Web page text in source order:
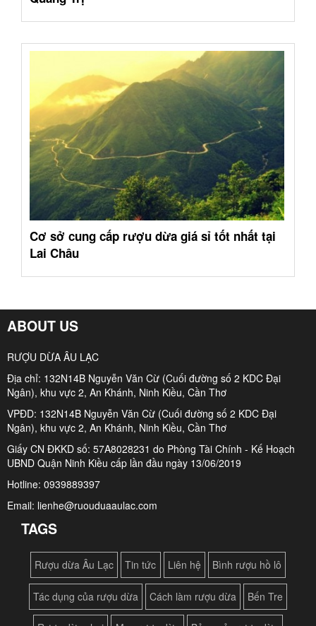
Cơ sở cung cấp rượu dừa giá sỉ tốt nhất tại
Lai Châu
ABOUT US
RƯỢU DỪA ÂU LẠC
Địa chỉ: 132N14B Nguyễn Văn Cừ (Cuối đường số 2 KDC Đại
Ngân), khu vực 2, An Khánh, Ninh Kiều, Cần Thơ
VPĐD: 132N14B Nguyễn Văn Cừ (Cuối đường số 2 KDC Đại
Ngân), khu vực 2, An Khánh, Ninh Kiều, Cần Thơ
Giấy CN ĐKKD số: 57A8028231 do Phòng Tài Chính - Kế Hoạch
UBND Quận Ninh Kiều cấp lần đầu ngày 13/06/2019
Hotline: 0939889397
Email: lienhe@ruouduaaulac.com
TAGS
Rượu dừa Âu Lạc Tin tức Liên hệ Bình rượu hồ lô
Tác dụng của rượu dừa Cách làm rượu dừa Bến Tre